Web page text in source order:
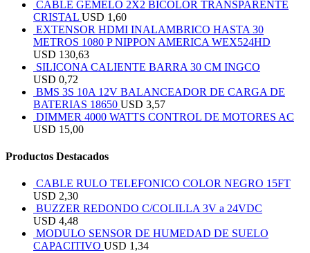
CABLE GEMELO 2X2 BICOLOR TRANSPARENTE
CRISTAL USD 1,60
EXTENSOR HDMI INALAMBRICO HASTA 30
METROS 1080 P NIPPON AMERICA WEX524HD
USD 130,63
SILICONA CALIENTE BARRA 30 CM INGCO
USD 0,72
BMS 3S 10A 12V BALANCEADOR DE CARGA DE
BATERIAS 18650 USD 3,57
DIMMER 4000 WATTS CONTROL DE MOTORES AC
USD 15,00
Productos Destacados
CABLE RULO TELEFONICO COLOR NEGRO 15FT
USD 2,30
BUZZER REDONDO C/COLILLA 3V a 24VDC
USD 4,48
MODULO SENSOR DE HUMEDAD DE SUELO
CAPACITIVO USD 1,34